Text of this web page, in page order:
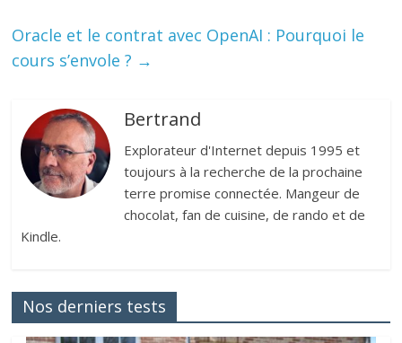
Oracle et le contrat avec OpenAI : Pourquoi le
cours s’envole ? →
Bertrand
Explorateur d'Internet depuis 1995 et
toujours à la recherche de la prochaine
terre promise connectée. Mangeur de
chocolat, fan de cuisine, de rando et de
Kindle.
Nos derniers tests